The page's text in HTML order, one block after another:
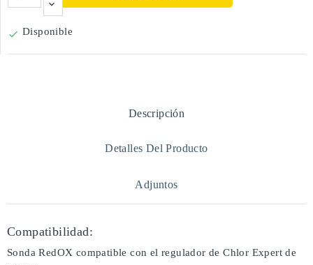
 Disponible
Descripción
Detalles Del Producto
Adjuntos
Compatibilidad:
Sonda RedOX compatible con el regulador de Chlor Expert de